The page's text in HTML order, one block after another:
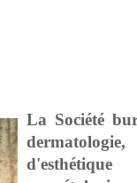
La Société
dermatologie,